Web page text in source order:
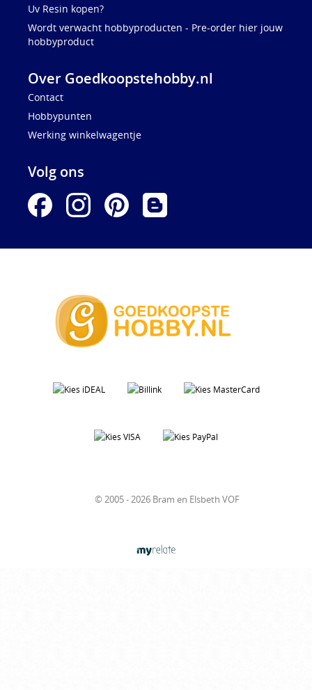
Uv Resin kopen?
Wordt verwacht hobbyproducten - Pre-order hier jouw
hobbyproduct
Over Goedkoopstehobby.nl
Contact
Hobbypunten
Werking winkelwagentje
Volg ons
© 2005 - 2026 Bram en Elsbeth VOF